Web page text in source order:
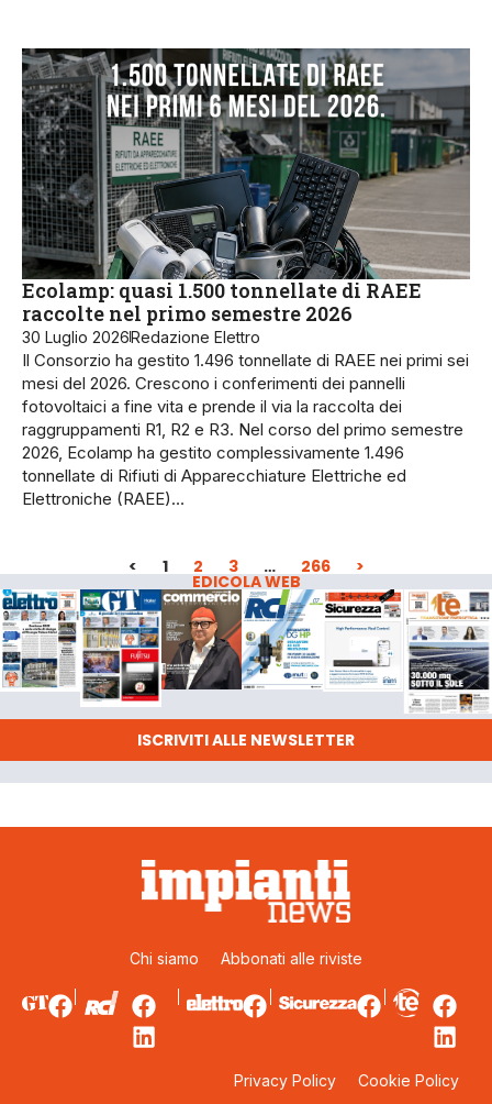
Ecolamp: quasi 1.500 tonnellate di RAEE
raccolte nel primo semestre 2026
30 Luglio 2026Redazione Elettro
Il Consorzio ha gestito 1.496 tonnellate di RAEE nei primi sei
mesi del 2026. Crescono i conferimenti dei pannelli
fotovoltaici a fine vita e prende il via la raccolta dei
raggruppamenti R1, R2 e R3. Nel corso del primo semestre
2026, Ecolamp ha gestito complessivamente 1.496
tonnellate di Rifiuti di Apparecchiature Elettriche ed
Elettroniche (RAEE)…
< 1 2 3 … 266 >
EDICOLA WEB
ISCRIVITI ALLE NEWSLETTER
Chi siamo Abbonati alle riviste
Privacy Policy Cookie Policy